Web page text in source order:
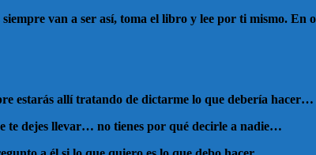
siempre van a ser así, toma el libro y lee por ti mismo.
estarás allí tratando de dictarme lo que debería hacer…
te dejes llevar… no tienes por qué decirle a nadie…